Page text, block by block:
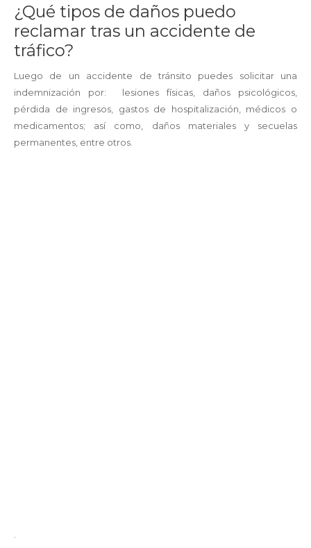
¿Qué tipos de daños puedo
reclamar tras un accidente de
tráfico?
Luego de un accidente de tránsito puedes solicitar una
indemnización por: lesiones físicas, daños psicológicos,
pérdida de ingresos, gastos de hospitalización, médicos o
medicamentos; así como, daños materiales y secuelas
permanentes, entre otros.